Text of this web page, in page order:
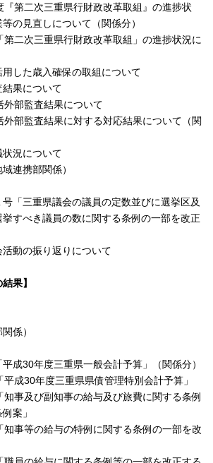
第二次三重県行財政改革取組』の進捗状
の見直しについて（関係分）
二次三重県行財政改革取組」の進捗状況に
した歳入確保の取組について
果について
外部監査結果について
外部監査結果に対する対応結果について（関
状況について
連携部関係）
「三重県議会の議員の定数並びに選挙区及
すべき議員の数に関する条例の一部を改正
動の振り返りについて
果】
係）
成30年度三重県一般会計予算」（関係分）
成30年度三重県県債管理特別会計予算」
事及び副知事の給与及び旅費に関する条例
案」
事等の給与の特例に関する条例の一部を改